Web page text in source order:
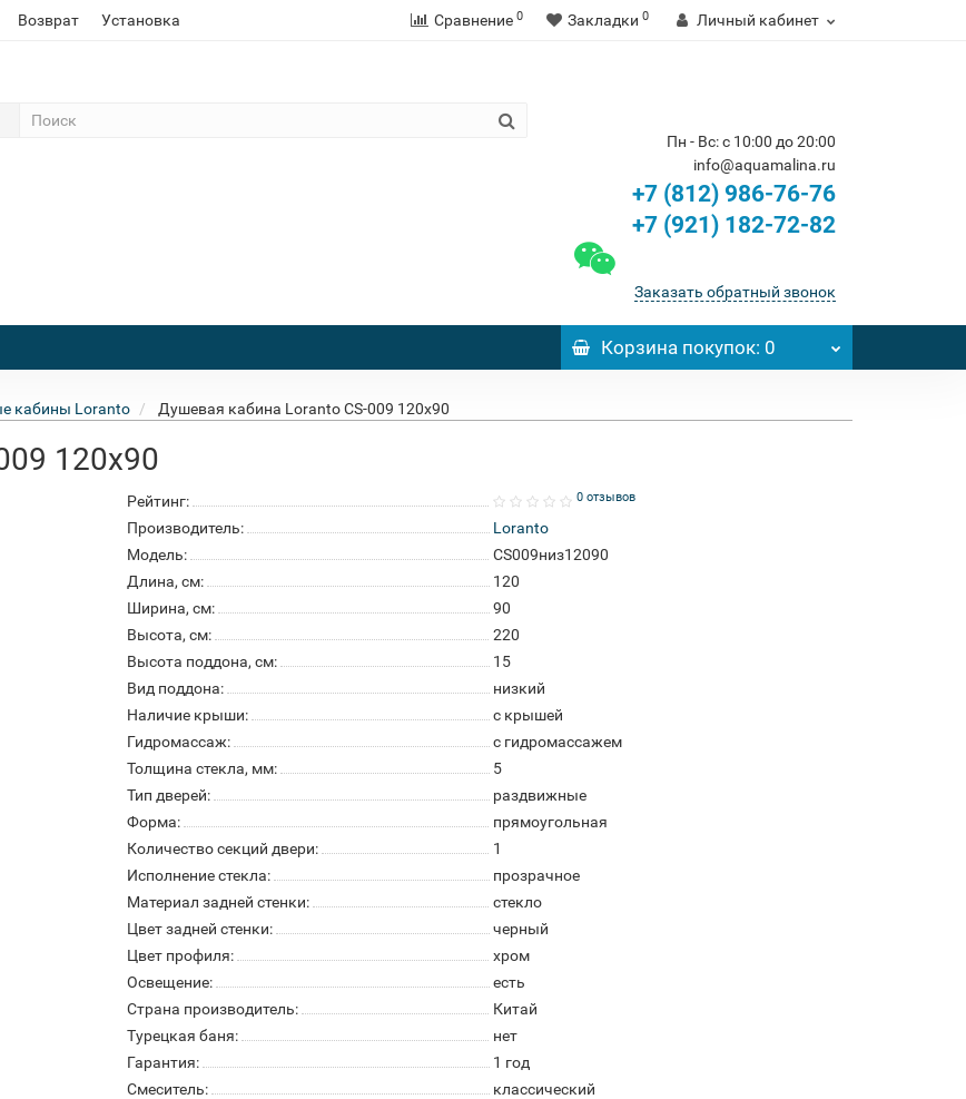
Возврат Установка Сравнение 0 Закладки 0 Личный кабинет
Пн - Вс: с 10:00 до 20:00
info@aquamalina.ru
+7 (812) 986-76-76
+7 (921) 182-72-82
Заказать обратный звонок
Корзинапокупок: 0
кабины Loranto Душевая кабина Loranto CS-009 120x90
120x90
Рейтинг: 0 отзывов
Производитель:
Loranto
Модель:
CS009низ12090
Длина, см:
120
Ширина, см:
90
Высота, см:
220
Высота поддона, см:
15
Вид поддона:
низкий
Наличие крыши:
с крышей
Гидромассаж:
с гидромассажем
Толщина стекла, мм:
5
Тип дверей:
раздвижные
Форма:
прямоугольная
Количество секций двери:
1
Исполнение стекла:
прозрачное
Материал задней стенки:
стекло
Цвет задней стенки:
черный
Цвет профиля:
хром
Освещение:
есть
Страна производитель:
Китай
Турецкая баня:
нет
Гарантия:
1 год
Смеситель:
классический